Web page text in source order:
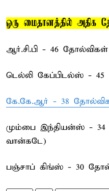
ஒரு மைதானத்தில் அதிக
ஆர்.சி.பி - 46
டெல்லி கேப்பிடல்ஸ் -
கே.கே.ஆர் - 38
மும்பை இந்தியன்ஸ் -
வான்கடே)
பஞ்சாப் கிங்ஸ் - 30